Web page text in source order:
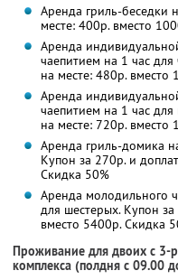
Аренда гриль-беседки
месте: 400р. вместо
Аренда
чаепитием на 1 час
на месте: 480р. вместо
Аренда
чаепитием на 1 час
на месте: 720р. вместо
Аренда гриль-домика
Купон за 270р. и
Скидка 50%
Аренда молодильного
для шестерых. Купон
вместо 5400р. Скидка
Проживание для двоих с 3-
комплекса (полдня с 09.00